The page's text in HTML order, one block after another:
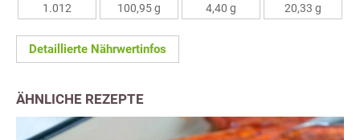
1.012
100,95 g
4,40 g
20,33 g
Detaillierte Nährwertinfos
ÄHNLICHE REZEPTE